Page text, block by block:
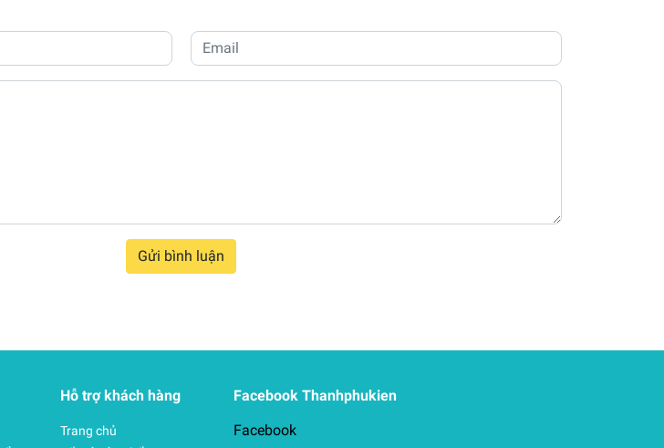
Gửi bình luận
Hỗ trợ khách hàng
Trang chủ
Facebook Thanhphukien
Facebook